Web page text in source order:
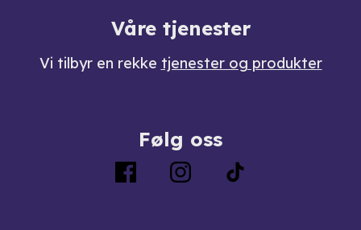
Våre tjenester
Vi tilbyr en rekke tjenester og produkter
Følg oss